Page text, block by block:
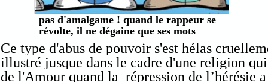
Ce type d'abus de pouvoir s'est hélas
illustré jusque dans le cadre d'une religion
de l'Amour quand la répression de l’hérésie
pas d'amalgame ! quand le rappeur se
révolte, il ne dégaine que ses mots